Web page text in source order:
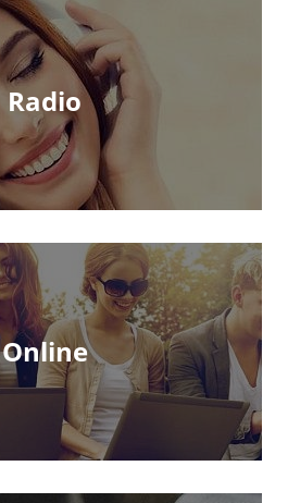
Radio
Online